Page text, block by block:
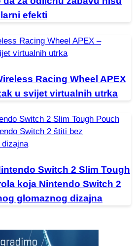
efekti
Racing Wheel APEX
u svijet virtualnih utrka
Switch 2 Slim Tough
koja Nintendo Switch 2
glomaznog dizajna